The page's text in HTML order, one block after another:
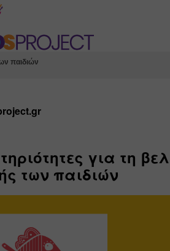
παιδιών
για τη
των παιδιών